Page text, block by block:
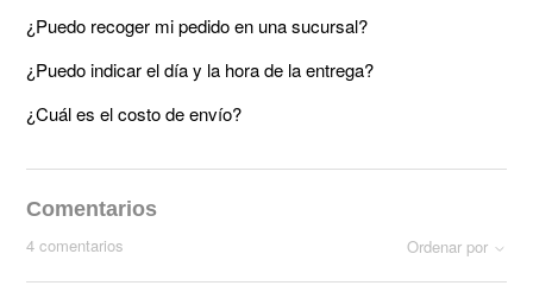
¿Puedo recoger mi pedido en una sucursal?
¿Puedo indicar el día y la hora de la entrega?
¿Cuál es el costo de envío?
Comentarios
4 comentarios Ordenar por